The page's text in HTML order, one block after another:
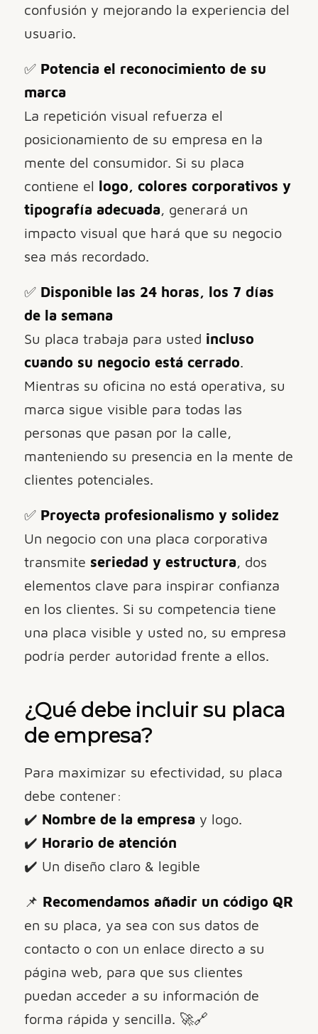
confusión y mejorando la experiencia del
usuario.
✅ Potencia el reconocimiento de su
marca
La repetición visual refuerza el
posicionamiento de su empresa en la
mente del consumidor. Si su placa
contiene el logo, colores corporativos y
tipografía adecuada, generará un
impacto visual que hará que su negocio
sea más recordado.
✅ Disponible las 24 horas, los 7 días
de la semana
Su placa trabaja para usted incluso
cuando su negocio está cerrado.
Mientras su oficina no está operativa, su
marca sigue visible para todas las
personas que pasan por la calle,
manteniendo su presencia en la mente de
clientes potenciales.
✅ Proyecta profesionalismo y solidez
Un negocio con una placa corporativa
transmite seriedad y estructura, dos
elementos clave para inspirar confianza
en los clientes. Si su competencia tiene
una placa visible y usted no, su empresa
podría perder autoridad frente a ellos.
¿Qué debe incluir su placa
de empresa?
Para maximizar su efectividad, su placa
debe contener:
✔️ Nombre de la empresay logo.
✔️ Horario de atención
✔️ Un diseño claro & legible
📌 Recomendamos añadir un código QR
en su placa, ya sea con sus datos de
contacto o con un enlace directo a su
página web, para que sus clientes
puedan acceder a su información de
forma rápida y sencilla. 🚀🔗